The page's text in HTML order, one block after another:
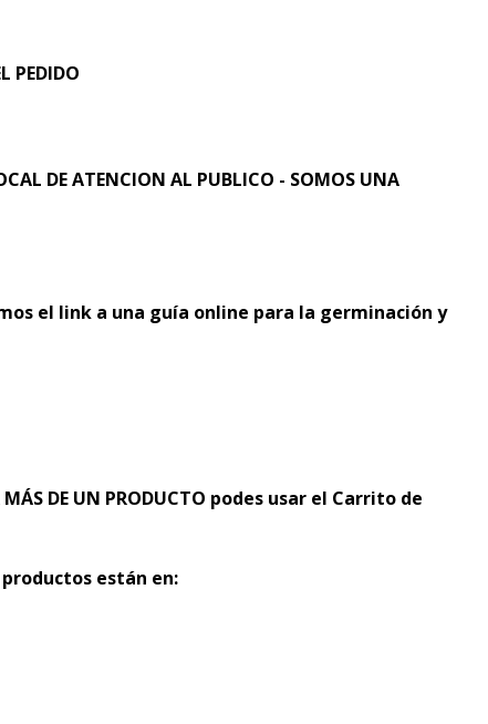
PEDIDO
DE ATENCION AL PUBLICO - SOMOS UNA
el link a una guía online para la germinación y
MÁS DE UN PRODUCTO podes usar el Carrito de
están en: